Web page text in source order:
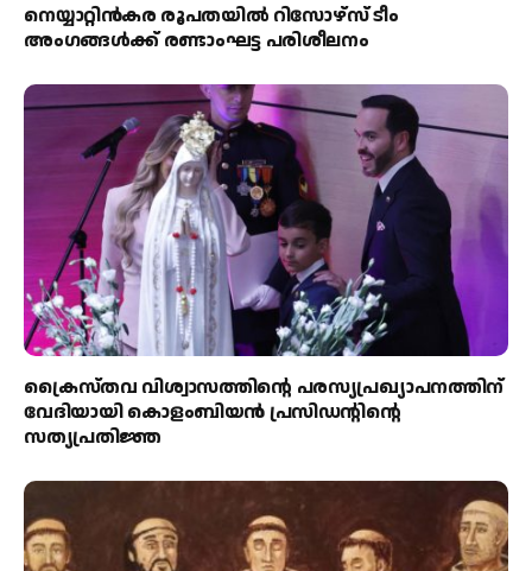
നെയ്യാറ്റിൻകര രൂപതയിൽ റിസോഴ്സ് ടീം
അംഗങ്ങൾക്ക് രണ്ടാംഘട്ട പരിശീലനം
ക്രൈസ്തവ വിശ്വാസത്തിന്റെ പരസ്യപ്രഖ്യാപനത്തിന്
വേദിയായി കൊളംബിയൻ പ്രസിഡന്റിന്റെ
സത്യപ്രതിജ്ഞ